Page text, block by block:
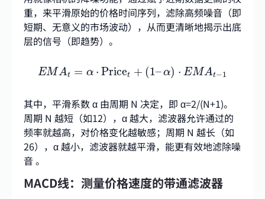
重，来平滑原始的价格时间序列，滤除高频噪音（即
短期、无意义的市场波动），从而更清晰地揭示出底
层的信号（即趋势）。
EMAt = α ⋅ Pricet + (1–α) ⋅ EMAt−1
EM =α Price ( 1– )⋅E MAt−1
其中，平滑系数 α 由周期 N 决定，即 α=2/(N+1)。
周期 N 越短（如12），α 越大，滤波器允许通过的
频率就越高，对价格变化越敏感；周期 N 越长（如
26），α 越小，滤波器就越平滑，能更有效地滤除噪
音。
MACD线：测量价格速度的带通滤波器